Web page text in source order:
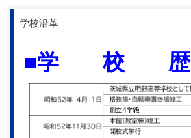
学校沿革
■学 校 歴